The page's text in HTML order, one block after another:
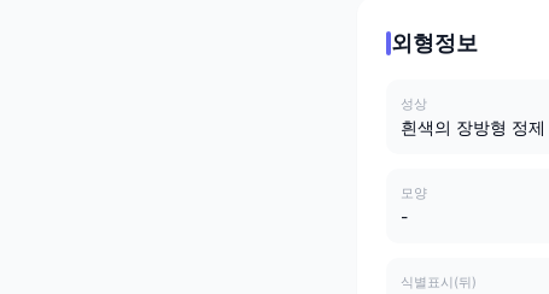
외형정보
성상
흰색의 장방형 정제
모양
-
식별표시(뒤)